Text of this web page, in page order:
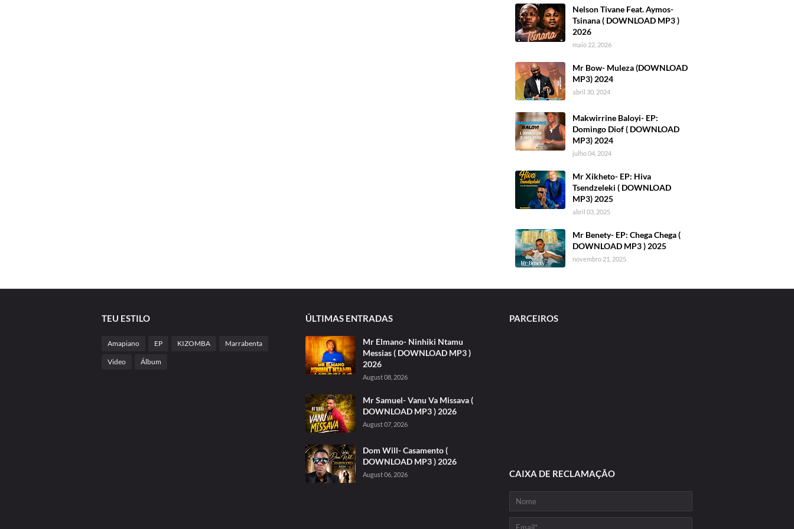
Nelson Tivane Feat. Aymos-
Tsinana ( DOWNLOAD MP3 )
2026
maio 22, 2026
Mr Bow- Muleza (DOWNLOAD
MP3) 2024
abril 30, 2024
Makwirrine Baloyi- EP:
Domingo Diof ( DOWNLOAD
MP3) 2024
julho 04, 2024
Mr Xikheto- EP: Hiva
Tsendzeleki ( DOWNLOAD
MP3) 2025
abril 03, 2025
Mr Benety- EP: Chega Chega (
DOWNLOAD MP3 ) 2025
novembro 21, 2025
TEU ESTILO
Amapiano EP KIZOMBA Marrabenta
Video Álbum
ÚLTIMAS ENTRADAS
Mr Elmano- Ninhiki Ntamu
Messias ( DOWNLOAD MP3 )
2026
August 08, 2026
Mr Samuel- Vanu Va Missava (
DOWNLOAD MP3 ) 2026
August 07, 2026
Dom Will- Casamento (
DOWNLOAD MP3 ) 2026
August 06, 2026
PARCEIROS
CAIXA DE RECLAMAÇÃO